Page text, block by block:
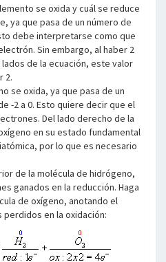
se oxida y cuál se reduce
ya que pasa de un número de
debe interpretarse como que
Sin embargo, al haber 2
de la ecuación, este valor
2.
se oxida, ya que pasa de un
-2 a 0. Esto quiere decir que el
Del lado derecho de la
en su estado fundamental
por lo que es necesario
de la molécula de hidrógeno,
ganados en la reducción. Haga
de oxígeno, anotando el
en la oxidación: